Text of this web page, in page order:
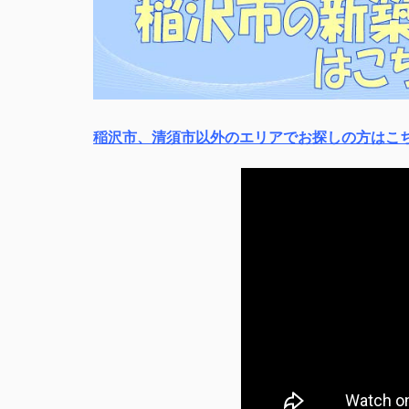
稲沢市、清須市以外のエリアでお探しの方はこ